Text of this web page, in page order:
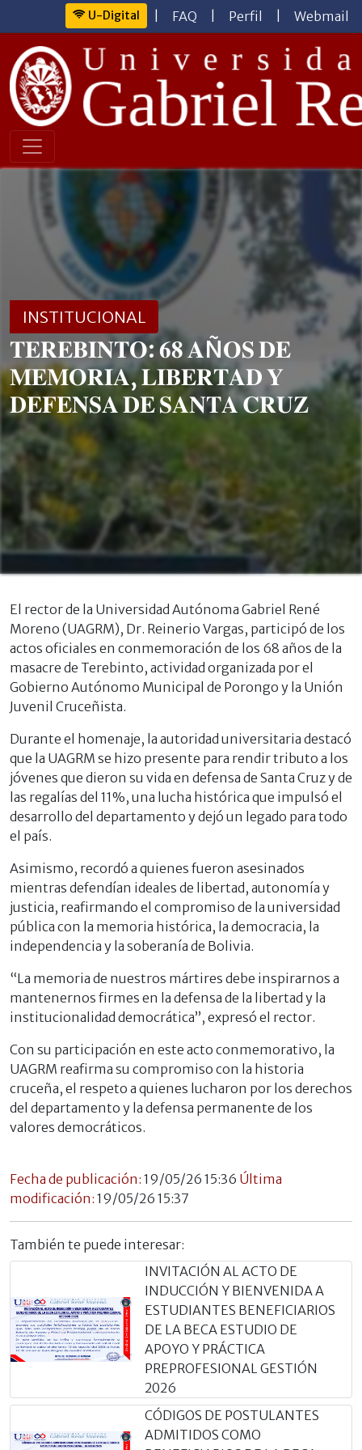
U-Digital FAQ Perfil Webmail
INSTITUCIONAL
𝐓𝐄𝐑𝐄𝐁𝐈𝐍𝐓𝐎: 𝟔𝟖 𝐀Ñ𝐎𝐒 𝐃𝐄
𝐌𝐄𝐌𝐎𝐑𝐈𝐀, 𝐋𝐈𝐁𝐄𝐑𝐓𝐀𝐃 𝐘
𝐃𝐄𝐅𝐄𝐍𝐒𝐀 𝐃𝐄 𝐒𝐀𝐍𝐓𝐀 𝐂𝐑𝐔𝐙
El rector de la Universidad Autónoma Gabriel René
Moreno (UAGRM), Dr. Reinerio Vargas, participó de los
actos oficiales en conmemoración de los 68 años de la
masacre de Terebinto, actividad organizada por el
Gobierno Autónomo Municipal de Porongo y la Unión
Juvenil Cruceñista.
Durante el homenaje, la autoridad universitaria destacó
que la UAGRM se hizo presente para rendir tributo a los
jóvenes que dieron su vida en defensa de Santa Cruz y de
las regalías del 11%, una lucha histórica que impulsó el
desarrollo del departamento y dejó un legado para todo
el país.
Asimismo, recordó a quienes fueron asesinados
mientras defendían ideales de libertad, autonomía y
justicia, reafirmando el compromiso de la universidad
pública con la memoria histórica, la democracia, la
independencia y la soberanía de Bolivia.
“La memoria de nuestros mártires debe inspirarnos a
mantenernos firmes en la defensa de la libertad y la
institucionalidad democrática”, expresó el rector.
Con su participación en este acto conmemorativo, la
UAGRM reafirma su compromiso con la historia
cruceña, el respeto a quienes lucharon por los derechos
del departamento y la defensa permanente de los
valores democráticos.
Fecha de publicación: 19/05/26 15:36 Última
modificación: 19/05/26 15:37
También te puede interesar:
INVITACIÓN AL ACTO DE
INDUCCIÓN Y BIENVENIDA A
ESTUDIANTES BENEFICIARIOS
DE LA BECA ESTUDIO DE
APOYO Y PRÁCTICA
PREPROFESIONAL GESTIÓN
2026
CÓDIGOS DE POSTULANTES
ADMITIDOS COMO